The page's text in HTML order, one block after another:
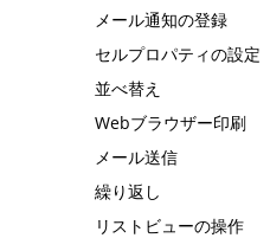
メール通知の登録
セルプロパティの設定
並べ替え
Webブラウザー印刷
メール送信
繰り返し
リストビューの操作